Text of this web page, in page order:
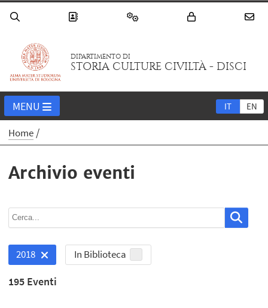
DIPARTIMENTO DI
STORIA CULTURE CIVILTÀ - DISCI
IT EN
MENU
Home
Archivio eventi
2018 In Biblioteca
195 Eventi